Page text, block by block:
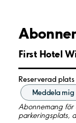
First Hotel
Reserverad plats
Meddela mig
Abonnemang för
parkeringsplats,